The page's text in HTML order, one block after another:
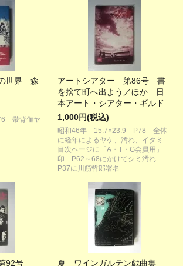
世界 森
帯背僅ヤ
アートシアター 第86号 書
を捨て町へ出よう／ほか 日
本アート・シアター・ギルド
1,000円(税込)
昭和46年 15.7×23.9 P78 全体
に経年によるヤケ、汚れ、イタミ
目次ページに「A・T・G会員用」
印 P62～68にかけてシミ汚れ
P37に川筋哲郎署名
92号
夏 ワインガルテン戯曲集